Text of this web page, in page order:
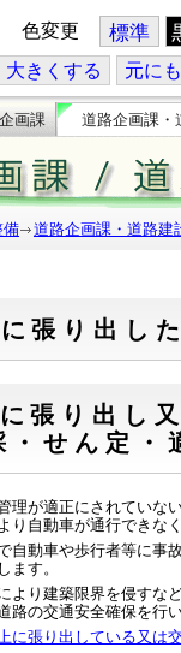
色変更 標準
大きくする 元に
画課 道路企画課・
備 道路企画課・道路建
張り出し
張り出し
・せん定・
理が適正にされていな
り自動車が通行できな
自動車や歩行者等に事
ます。
より建築限界を侵すな
路の交通安全確保を行
に張り出している又